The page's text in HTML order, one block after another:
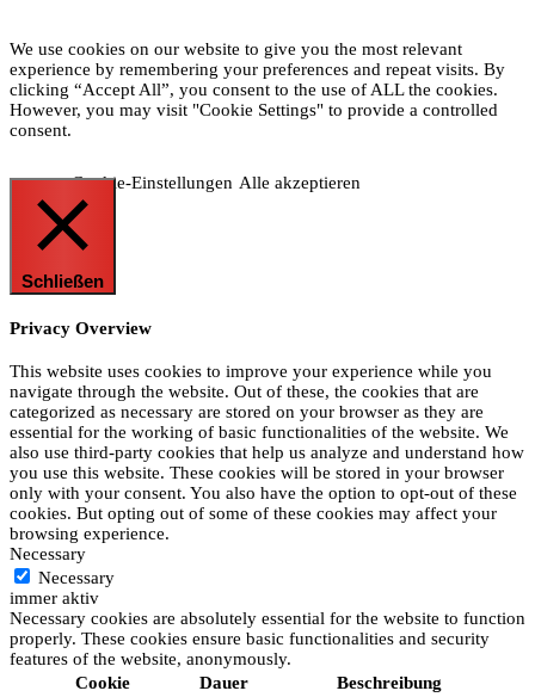
We use cookies on our website to give you the most relevant
experience by remembering your preferences and repeat visits. By
clicking “Accept All”, you consent to the use of ALL the cookies.
However, you may visit "Cookie Settings" to provide a controlled
consent.
Cookie-Einstellungen Alle akzeptieren
Schließen
Privacy Overview
This website uses cookies to improve your experience while you
navigate through the website. Out of these, the cookies that are
categorized as necessary are stored on your browser as they are
essential for the working of basic functionalities of the website. We
also use third-party cookies that help us analyze and understand how
you use this website. These cookies will be stored in your browser
only with your consent. You also have the option to opt-out of these
cookies. But opting out of some of these cookies may affect your
browsing experience.
Necessary
Necessary
immer aktiv
Necessary cookies are absolutely essential for the website to function
properly. These cookies ensure basic functionalities and security
features of the website, anonymously.
Cookie
Dauer Beschreibung